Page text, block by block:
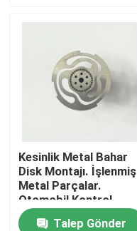
Ürün:% s
Hakkımızda
Fabrika turu
Kalite kontrol
Kesinlik Metal Bahar
Disk Montajı. İşlenmiş
Metal Parçalar.
Otomobil Kontrol
Bileşeni.
Talep Gönder